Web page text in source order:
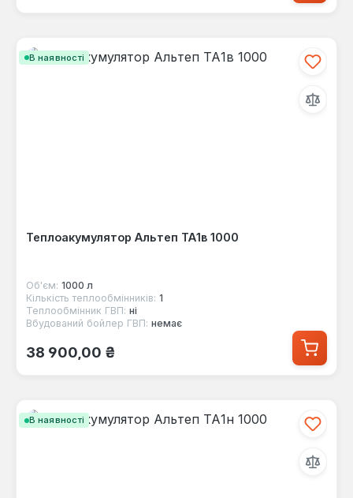
В наявності
Теплоакумулятор Альтеп ТА1в 1000
Об'єм: 1000 л
Кількість теплообмінників: 1
Теплообмінник ГВП: ні
Вбудований бойлер ГВП: немає
Звичайна ціна:
38 900,00 ₴
В наявності